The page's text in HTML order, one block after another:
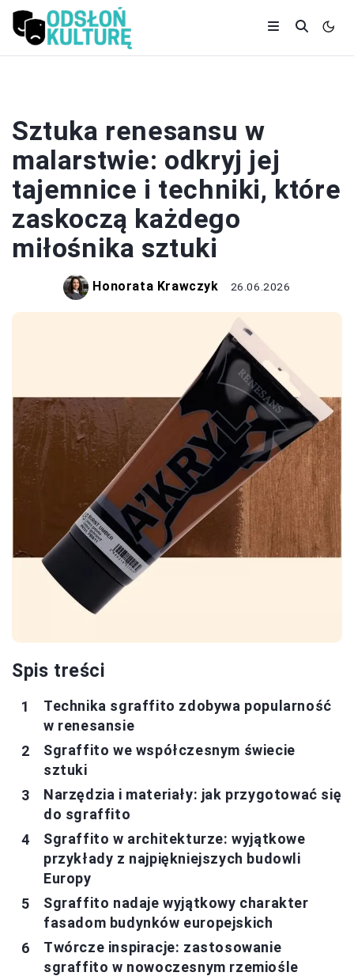
Sztuka renesansu w
malarstwie: odkryj jej
tajemnice i techniki, które
zaskoczą każdego
miłośnika sztuki
Honorata Krawczyk 26.06.2026
Spis treści
Technika sgraffito zdobywa popularność
w renesansie
Sgraffito we współczesnym świecie
sztuki
Narzędzia i materiały: jak przygotować się
do sgraffito
Sgraffito w architekturze: wyjątkowe
przykłady z najpiękniejszych budowli
Europy
Sgraffito nadaje wyjątkowy charakter
fasadom budynków europejskich
Twórcze inspiracje: zastosowanie
sgraffito w nowoczesnym rzemiośle